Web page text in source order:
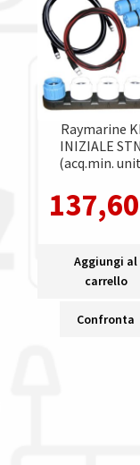
Raymarine
INIZIALE
(acq.min.
137,60
Aggiungi al
carrello
Confronta